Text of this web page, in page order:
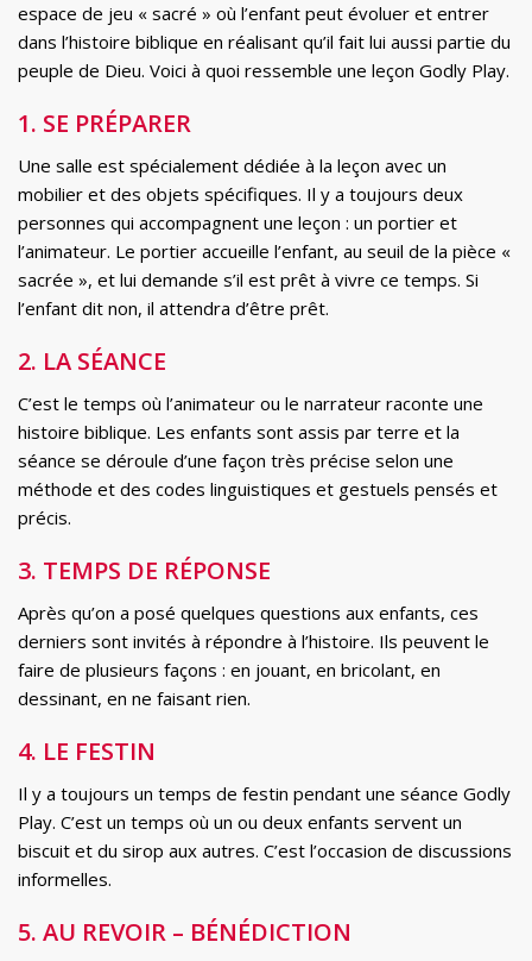
espace de jeu « sacré » où l’enfant peut évoluer et entrer
dans l’histoire biblique en réalisant qu’il fait lui aussi partie du
peuple de Dieu. Voici à quoi ressemble une leçon Godly Play.
1. SE PRÉPARER
Une salle est spécialement dédiée à la leçon avec un
mobilier et des objets spécifiques. Il y a toujours deux
personnes qui accompagnent une leçon : un portier et
l’animateur. Le portier accueille l’enfant, au seuil de la pièce «
sacrée », et lui demande s’il est prêt à vivre ce temps. Si
l’enfant dit non, il attendra d’être prêt.
2. LA SÉANCE
C’est le temps où l’animateur ou le narrateur raconte une
histoire biblique. Les enfants sont assis par terre et la
séance se déroule d’une façon très précise selon une
méthode et des codes linguistiques et gestuels pensés et
précis.
3. TEMPS DE RÉPONSE
Après qu’on a posé quelques questions aux enfants, ces
derniers sont invités à répondre à l’histoire. Ils peuvent le
faire de plusieurs façons : en jouant, en bricolant, en
dessinant, en ne faisant rien.
4. LE FESTIN
Il y a toujours un temps de festin pendant une séance Godly
Play. C’est un temps où un ou deux enfants servent un
biscuit et du sirop aux autres. C’est l’occasion de discussions
informelles.
5. AU REVOIR – BÉNÉDICTION